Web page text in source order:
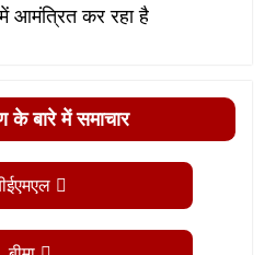
आमंत्रित कर रहा है
के बारे में समाचार